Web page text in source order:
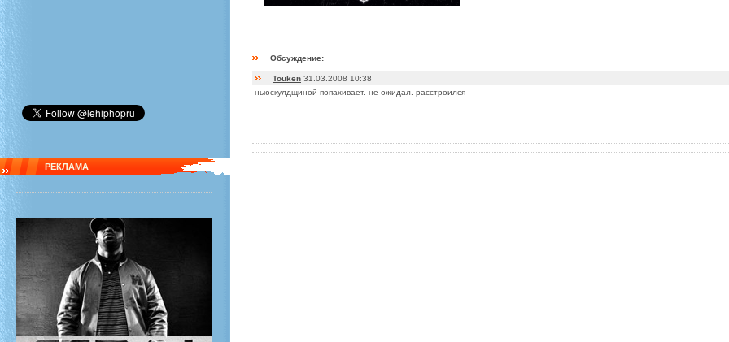
РЕКЛАМА
Обсуждение:
Touken 31.03.2008 10:38
ньюскулдщиной попахивает. не ожидал. расстроился